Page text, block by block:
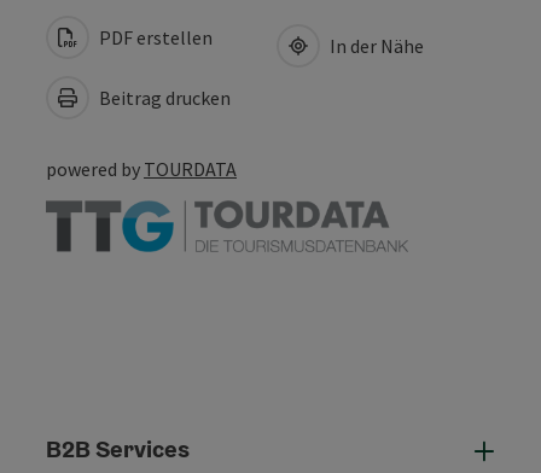
PDF erstellen
Beitrag drucken
In der Nähe
powered by TOURDATA
B2B Services